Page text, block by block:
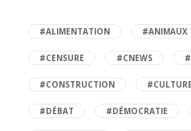
#ALIMENTATION #ANIMAUX
#CENSURE #CNEWS
#CONSTRUCTION #CULTURE
#DÉBAT #DÉMOCRATIE